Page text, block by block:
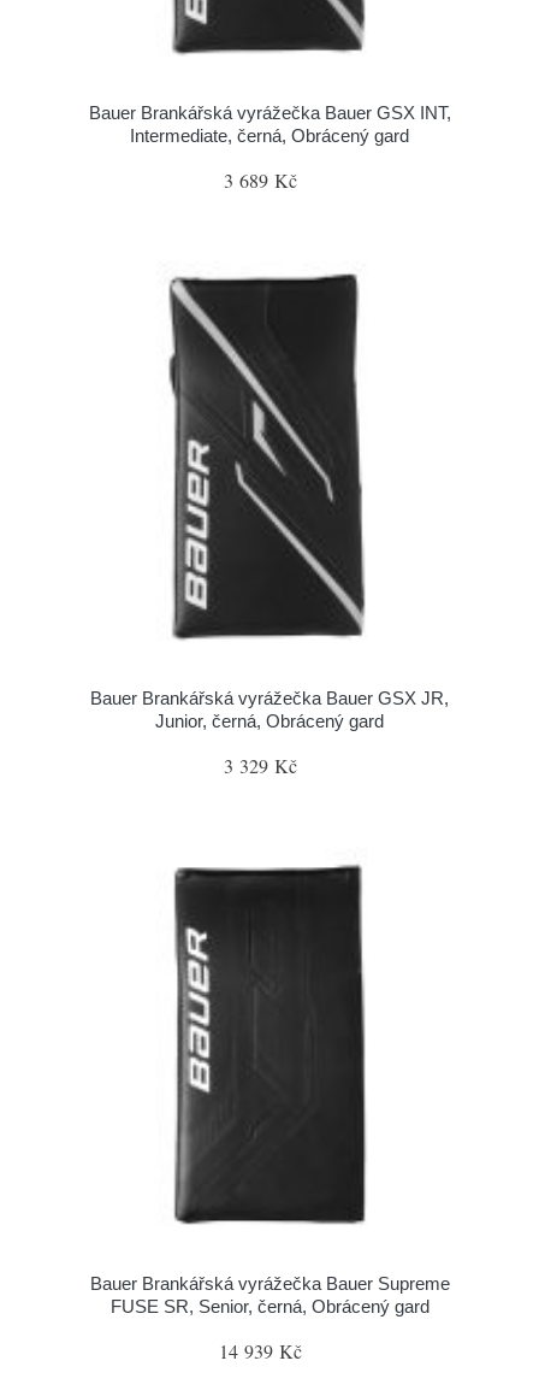
Bauer Brankářská vyrážečka Bauer GSX INT,
Intermediate, černá, Obrácený gard
3 689 Kč
Bauer Brankářská vyrážečka Bauer GSX JR,
Junior, černá, Obrácený gard
3 329 Kč
Bauer Brankářská vyrážečka Bauer Supreme
FUSE SR, Senior, černá, Obrácený gard
14 939 Kč